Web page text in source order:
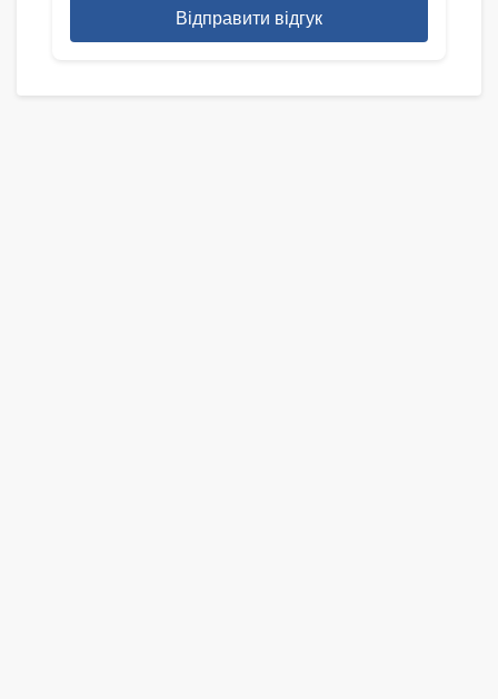
Відправити відгук